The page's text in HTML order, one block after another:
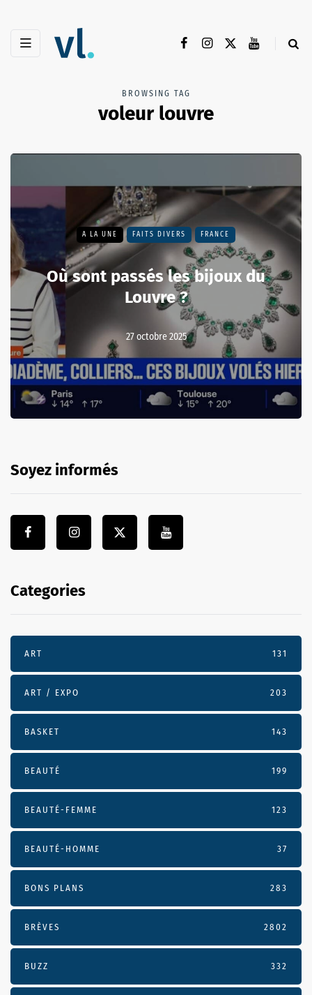
BROWSING TAG
voleur louvre
A LA UNE FAITS DIVERS FRANCE
Où sont passés les bijoux du
Louvre ?
27 octobre 2025
Soyez informés
Categories
ART 131
ART / EXPO 203
BASKET 143
BEAUTÉ 199
BEAUTÉ-FEMME 123
BEAUTÉ-HOMME 37
BONS PLANS 283
BRÈVES 2802
BUZZ 332